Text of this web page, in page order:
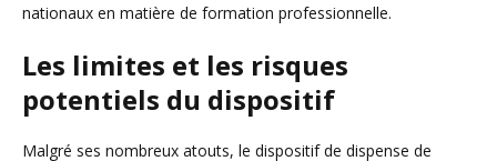
nationaux en matière de formation professionnelle.
Les limites et les risques
potentiels du dispositif
Malgré ses nombreux atouts, le dispositif de dispense de